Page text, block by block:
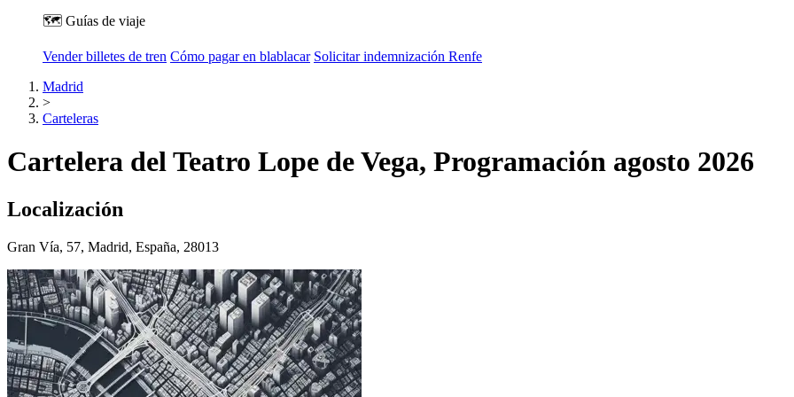
🗺️ Guías de viaje
Vender billetes de tren Cómo pagar en blablacar Solicitar indemnización Renfe
Madrid
>
Carteleras
Cartelera del Teatro Lope de Vega, Programación agosto 2026
Localización
Gran Vía, 57, Madrid, España, 28013